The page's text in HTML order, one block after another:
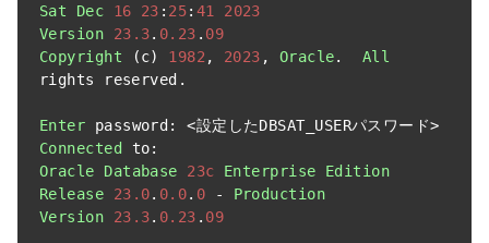
Sat
Dec 16 23 : 25: 41
2023
Version
23.3. 0.23 . 09
Copyright
(c) 1982 , 2023 , Oracle.
All
rights reserved .
Enter password : <設定したDBSAT_USERパスワード>
Connected
to:
Oracle
Database 23c Enterprise
Edition
Release
23.0. 0.0. 0 -
Production
Version
23.3. 0.23 . 09